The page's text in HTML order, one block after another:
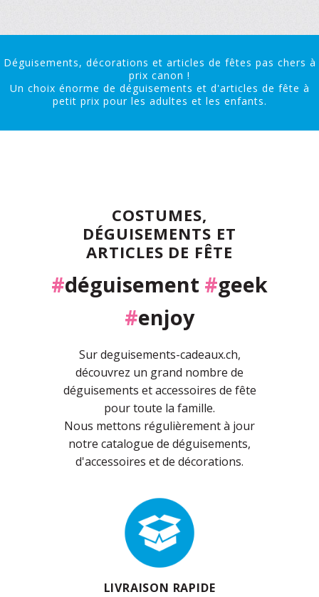
Déguisements, décorations et articles de fêtes pas chers à
prix canon !
Un choix énorme de déguisements et d'articles de fête à
petit prix pour les adultes et les enfants.
COSTUMES,
DÉGUISEMENTS ET
ARTICLES DE FÊTE
#déguisement #geek
#enjoy
Sur deguisements-cadeaux.ch,
découvrez un grand nombre de
déguisements et accessoires de fête
pour toute la famille.
Nous mettons régulièrement à jour
notre catalogue de déguisements,
d'accessoires et de décorations.
LIVRAISON RAPIDE